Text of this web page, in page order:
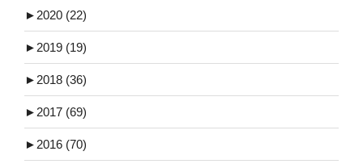
► 2020 (22)
► 2019 (19)
► 2018 (36)
► 2017 (69)
► 2016 (70)